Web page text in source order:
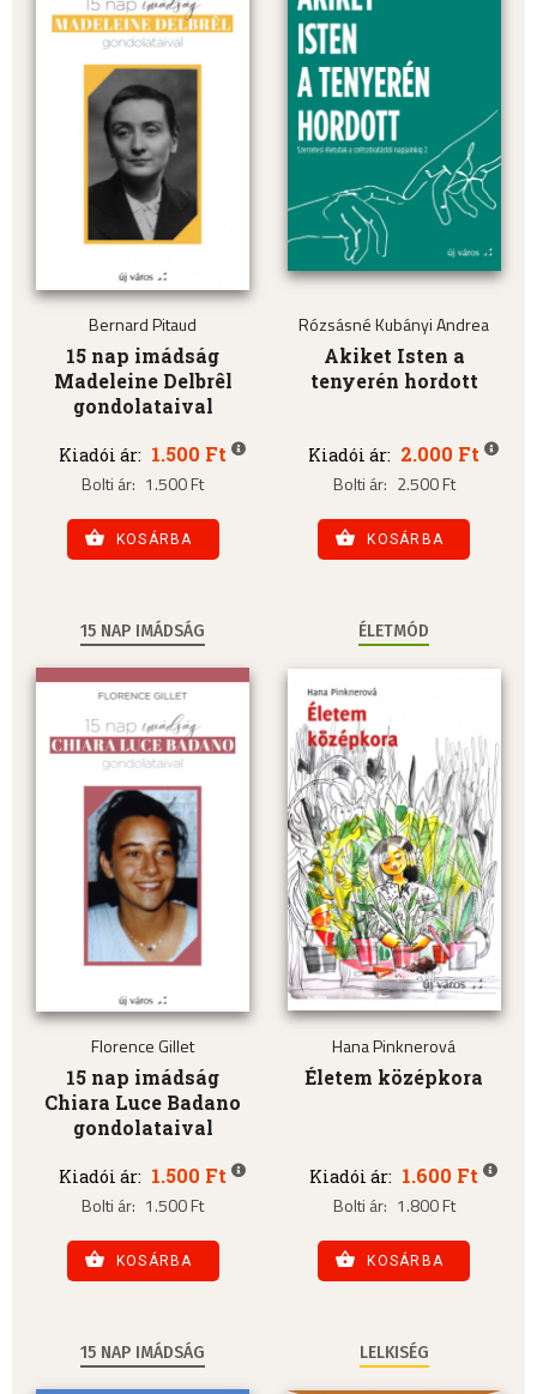
Bernard Pitaud
15 nap imádság
Madeleine Delbrêl
gondolataival
Kiadói ár: 1.500 Ft
Bolti ár: 1.500 Ft
KOSÁRBA
Rózsásné Kubányi Andrea
Akiket Isten a
tenyerén hordott
Kiadói ár: 2.000 Ft
Bolti ár: 2.500 Ft
KOSÁRBA
15 NAP IMÁDSÁG
Florence Gillet
15 nap imádság
Chiara Luce Badano
gondolataival
Kiadói ár: 1.500 Ft
Bolti ár: 1.500 Ft
KOSÁRBA
ÉLETMÓD
Hana Pinknerová
Életem középkora
Kiadói ár: 1.600 Ft
Bolti ár: 1.800 Ft
KOSÁRBA
15 NAP IMÁDSÁG LELKISÉG